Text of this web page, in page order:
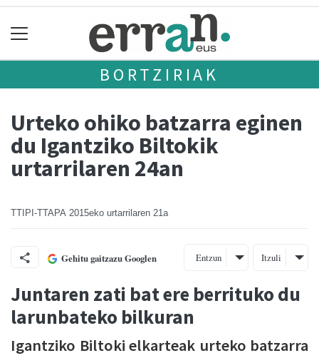
BORTZIRIAK
Urteko ohiko batzarra eginen
du Igantziko Biltokik
urtarrilaren 24an
TTIPI-TTAPA 2015eko urtarrilaren 21a
Gehitu gaitzazu Googlen Entzun Itzuli
Juntaren zati bat ere berrituko du
larunbateko bilkuran
Igantziko Biltoki elkarteak urteko batzarra